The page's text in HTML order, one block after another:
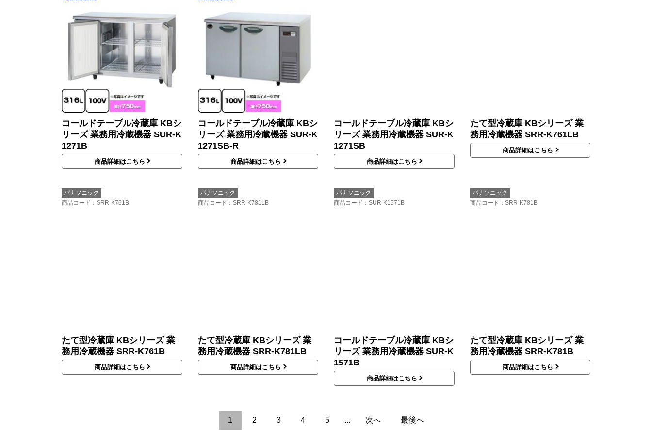
コールドテーブル冷蔵庫 KBシ
リーズ 業務用冷蔵機器 SUR-K
1271B
商品詳細はこちら
コールドテーブル冷蔵庫 KBシ
リーズ 業務用冷蔵機器 SUR-K
1271SB-R
商品詳細はこちら
コールドテーブル冷蔵庫 KBシ
リーズ 業務用冷蔵機器 SUR-K
1271SB
商品詳細はこちら
たて型冷蔵庫 KBシリーズ 業
務用冷蔵機器 SRR-K761LB
商品詳細はこちら
パナソニック
商品コード ：SRR-K761B
たて型冷蔵庫 KBシリーズ 業
務用冷蔵機器 SRR-K761B
商品詳細はこちら
パナソニック
商品コード ：SRR-K781LB
たて型冷蔵庫 KBシリーズ 業
務用冷蔵機器 SRR-K781LB
商品詳細はこちら
パナソニック
商品コード ：SUR-K1571B
コールドテーブル冷蔵庫 KBシ
リーズ 業務用冷蔵機器 SUR-K
1571B
商品詳細はこちら
パナソニック
商品コード ：SRR-K781B
たて型冷蔵庫 KBシリーズ 業
務用冷蔵機器 SRR-K781B
商品詳細はこちら
1 2 3 4 5 ... 次へ 最後へ